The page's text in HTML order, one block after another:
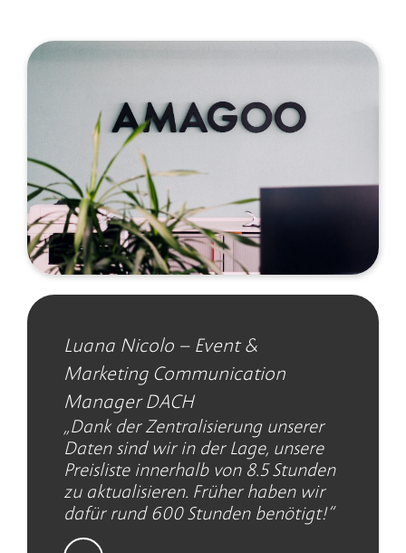
Luana Nicolo – Event &
Marketing Communication
Manager DACH
„Dank der Zentralisierung unserer
Daten sind wir in derLage, unsere
Preisliste innerhalb von 8.5 Stunden
zu aktualisieren. Früher haben wir
dafür rund 600 Stunden benötigt!“
Unsere Systemlösungen
und Massanfertigungen
Wie werde ich digital?
Darauf haben wir für jedes
Unternehmen eine passende